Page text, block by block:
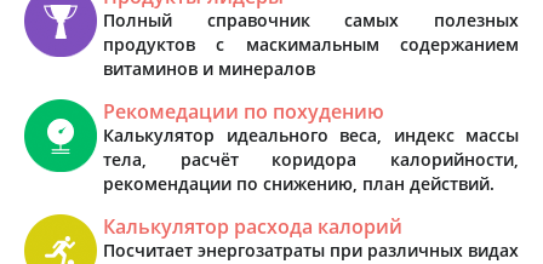
Полный справочник самых полезных
продуктов с маскимальным содержанием
витаминов и минералов
Рекомедации по похудению
Калькулятор идеального веса, индекс массы
тела, расчёт коридора калорийности,
рекомендации по снижению, план действий.
Калькулятор расхода калорий
Посчитает энергозатраты при различных видах